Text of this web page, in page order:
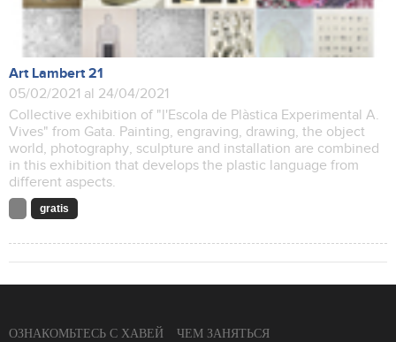
Art Lambert 21
05/02/2021 al 24/04/2021
Collective exhibition of "l'Escola de Plàstica Experimental A.
Vives" from Gata. Painting, engraving, drawing, the object
world, photography, sculpture and installation are combined
in this exhibition that develops the plastic language from
different aspects.
gratis
ОЗНАКОМЬТЕСЬ С ХАВЕЙ ЧЕМ ЗАНЯТЬСЯ